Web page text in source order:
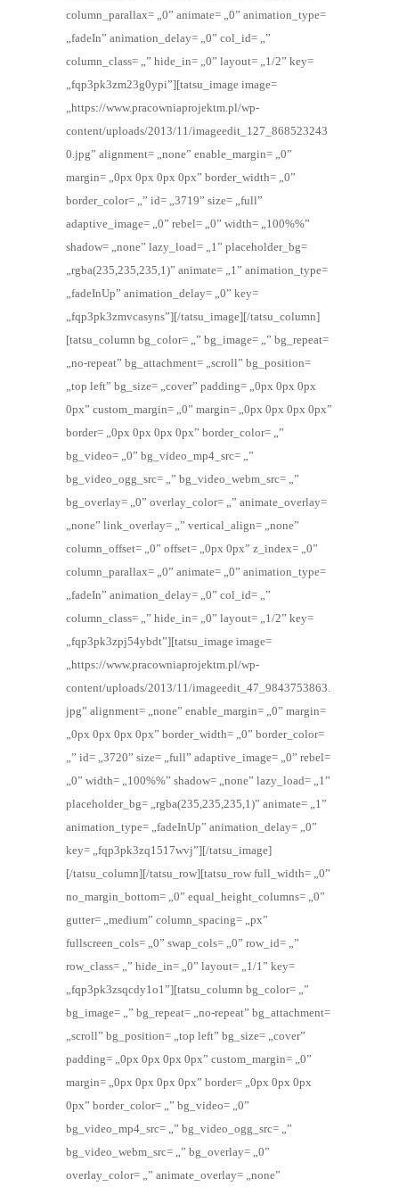
column_parallax= „0” animate= „0” animation_type=
„fadeIn” animation_delay= „0” col_id= „”
column_class= „” hide_in= „0” layout= „1/2” key=
„fqp3pk3zm23g0ypi”][tatsu_image image=
„https://www.pracowniaprojektm.pl/wp-
content/uploads/2013/11/imageedit_127_868523243
0.jpg” alignment= „none” enable_margin= „0”
margin= „0px 0px 0px 0px” border_width= „0”
border_color= „” id= „3719” size= „full”
adaptive_image= „0” rebel= „0” width= „100%%”
shadow= „none” lazy_load= „1” placeholder_bg=
„rgba(235,235,235,1)” animate= „1” animation_type=
„fadeInUp” animation_delay= „0” key=
„fqp3pk3zmvcasyns”][/tatsu_image][/tatsu_column]
[tatsu_column bg_color= „” bg_image= „” bg_repeat=
„no-repeat” bg_attachment= „scroll” bg_position=
„top left” bg_size= „cover” padding= „0px 0px 0px
0px” custom_margin= „0” margin= „0px 0px 0px 0px”
border= „0px 0px 0px 0px” border_color= „”
bg_video= „0” bg_video_mp4_src= „”
bg_video_ogg_src= „” bg_video_webm_src= „”
bg_overlay= „0” overlay_color= „” animate_overlay=
„none” link_overlay= „” vertical_align= „none”
column_offset= „0” offset= „0px 0px” z_index= „0”
column_parallax= „0” animate= „0” animation_type=
„fadeIn” animation_delay= „0” col_id= „”
column_class= „” hide_in= „0” layout= „1/2” key=
„fqp3pk3zpj54ybdt”][tatsu_image image=
„https://www.pracowniaprojektm.pl/wp-
content/uploads/2013/11/imageedit_47_9843753863.
jpg” alignment= „none” enable_margin= „0” margin=
„0px 0px 0px 0px” border_width= „0” border_color=
„” id= „3720” size= „full” adaptive_image= „0” rebel=
„0” width= „100%%” shadow= „none” lazy_load= „1”
placeholder_bg= „rgba(235,235,235,1)” animate= „1”
animation_type= „fadeInUp” animation_delay= „0”
key= „fqp3pk3zq1517wvj”][/tatsu_image]
[/tatsu_column][/tatsu_row][tatsu_row full_width= „0”
no_margin_bottom= „0” equal_height_columns= „0”
gutter= „medium” column_spacing= „px”
fullscreen_cols= „0” swap_cols= „0” row_id= „”
row_class= „” hide_in= „0” layout= „1/1” key=
„fqp3pk3zsqcdy1o1”][tatsu_column bg_color= „”
bg_image= „” bg_repeat= „no-repeat” bg_attachment=
„scroll” bg_position= „top left” bg_size= „cover”
padding= „0px 0px 0px 0px” custom_margin= „0”
margin= „0px 0px 0px 0px” border= „0px 0px 0px
0px” border_color= „” bg_video= „0”
bg_video_mp4_src= „” bg_video_ogg_src= „”
bg_video_webm_src= „” bg_overlay= „0”
overlay_color= „” animate_overlay= „none”